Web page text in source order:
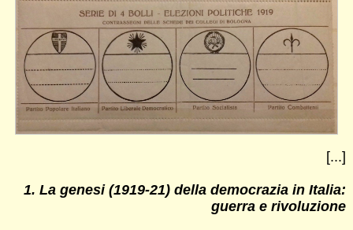
[...]
1. La genesi (1919-21) della democrazia in Italia:
guerra e rivoluzione